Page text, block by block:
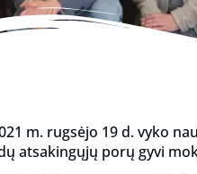
m. rugsėjo 19 d. vyko
atsakingųjų porų gyvi